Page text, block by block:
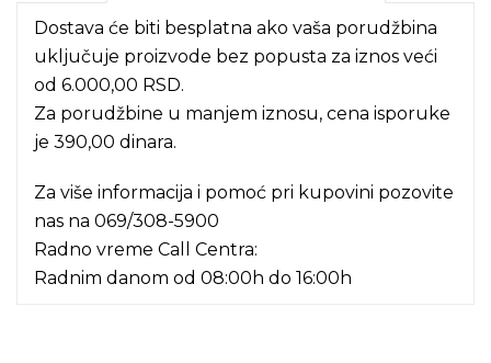
Dostava će biti besplatna ako vaša porudžbina
uključuje proizvode bez popusta za iznos veći
od 6.000,00 RSD.
Za porudžbine u manjem iznosu, cena isporuke
je 390,00 dinara.
Za više informacija i pomoć pri kupovini pozovite
nas na 069/308-5900
Radno vreme Call Centra:
Radnim danom od 08:00h do 16:00h